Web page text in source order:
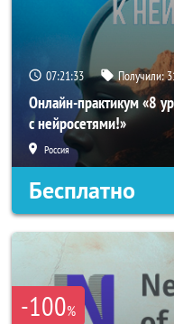
07:21:32 Получили:
Онлайн-практикум «8
с нейросетями!»
Россия
Бесплатно
-100%